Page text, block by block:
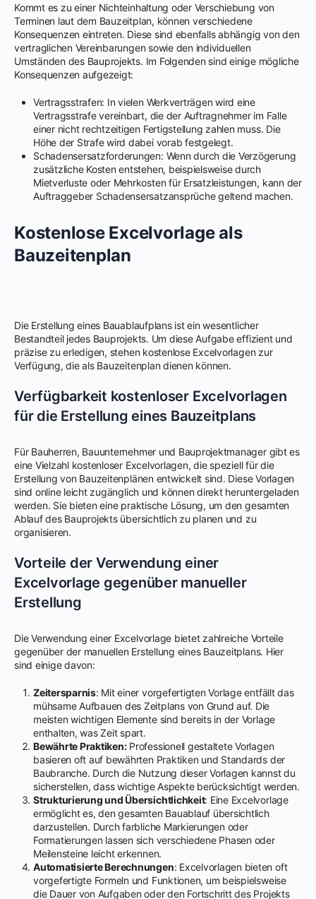
Kommt es zu einer Nichteinhaltung oder Verschiebung von
Terminen laut dem Bauzeitplan, können verschiedene
Konsequenzen eintreten. Diese sind ebenfalls abhängig von den
vertraglichen Vereinbarungen sowie den individuellen
Umständen des Bauprojekts. Im Folgenden sind einige mögliche
Konsequenzen aufgezeigt:
Vertragsstrafen: In vielen Werkverträgen wird eine
Vertragsstrafe vereinbart, die der Auftragnehmer im Falle
einer nicht rechtzeitigen Fertigstellung zahlen muss. Die
Höhe der Strafe wird dabei vorab festgelegt.
Schadensersatzforderungen: Wenn durch die Verzögerung
zusätzliche Kosten entstehen, beispielsweise durch
Mietverluste oder Mehrkosten für Ersatzleistungen, kann der
Auftraggeber Schadensersatzansprüche geltend machen.
Kostenlose Excelvorlage als
Bauzeitenplan
Die Erstellung eines Bauablaufplans ist ein wesentlicher
Bestandteil jedes Bauprojekts. Um diese Aufgabe effizient und
präzise zu erledigen, stehen kostenlose Excelvorlagen zur
Verfügung, die als Bauzeitenplan dienen können.
Verfügbarkeit kostenloser Excelvorlagen
für die Erstellung eines Bauzeitplans
Für Bauherren, Bauunternehmer und Bauprojektmanager gibt es
eine Vielzahl kostenloser Excelvorlagen, die speziell für die
Erstellung von Bauzeitenplänen entwickelt sind. Diese Vorlagen
sind online leicht zugänglich und können direkt heruntergeladen
werden. Sie bieten eine praktische Lösung, um den gesamten
Ablauf des Bauprojekts übersichtlich zu planen und zu
organisieren.
Vorteile der Verwendung einer
Excelvorlage gegenüber manueller
Erstellung
Die Verwendung einer Excelvorlage bietet zahlreiche Vorteile
gegenüber der manuellen Erstellung eines Bauzeitplans. Hier
sind einige davon:
Zeitersparnis: Mit einer vorgefertigten Vorlage entfällt das
mühsame Aufbauen des Zeitplans von Grund auf. Die
meisten wichtigen Elemente sind bereits in der Vorlage
enthalten, was Zeit spart.
Bewährte Praktiken:Professionell gestaltete Vorlagen
basieren oft auf bewährten Praktiken und Standards der
Baubranche. Durch die Nutzung dieser Vorlagen kannst du
sicherstellen, dass wichtige Aspekte berücksichtigt werden.
Strukturierung und Übersichtlichkeit: Eine Excelvorlage
ermöglicht es, den gesamten Bauablauf übersichtlich
darzustellen. Durch farbliche Markierungen oder
Formatierungen lassen sich verschiedene Phasen oder
Meilensteine leicht erkennen.
Automatisierte Berechnungen: Excelvorlagen bieten oft
vorgefertigte Formeln und Funktionen, um beispielsweise
die Dauer von Aufgaben oder den Fortschritt des Projekts